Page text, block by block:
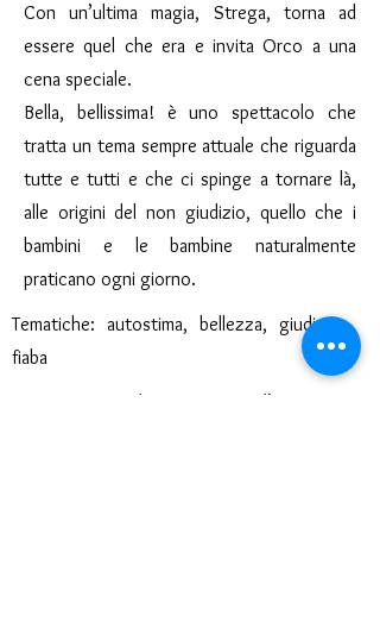
Con un’ultima magia, Strega, torna ad
essere quel che era e invita Orco a una
cena speciale.
Bella, bellissima! è uno spettacolo che
tratta un tema sempre attuale che riguarda
tutte e tutti e che ci spinge a tornare là,
alle origini del non giudizio, quello che i
bambini e le bambine naturalmente
praticano ogni giorno.
Tematiche: autostima, bellezza, giudizio,
fiaba
Tecnica: teatro di figura, teatro d’attore